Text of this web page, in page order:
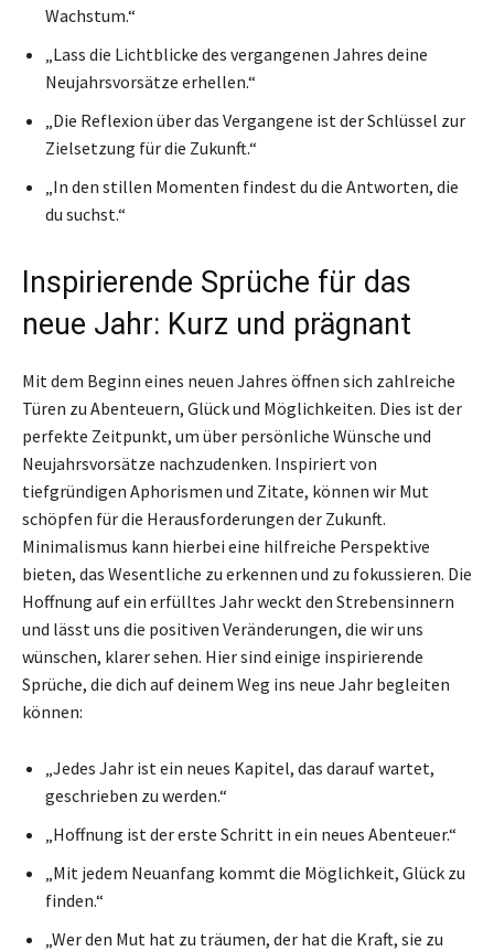
Wachstum.“
„Lass die Lichtblicke des vergangenen Jahres deine
Neujahrsvorsätze erhellen.“
„Die Reflexion über das Vergangene ist der Schlüssel zur
Zielsetzung für die Zukunft.“
„In den stillen Momenten findest du die Antworten, die
du suchst.“
Inspirierende Sprüche für das
neue Jahr: Kurz und prägnant
Mit dem Beginn eines neuen Jahres öffnen sich zahlreiche
Türen zu Abenteuern, Glück und Möglichkeiten. Dies ist der
perfekte Zeitpunkt, um über persönliche Wünsche und
Neujahrsvorsätze nachzudenken. Inspiriert von
tiefgründigen Aphorismen und Zitate, können wir Mut
schöpfen für die Herausforderungen der Zukunft.
Minimalismus kann hierbei eine hilfreiche Perspektive
bieten, das Wesentliche zu erkennen und zu fokussieren. Die
Hoffnung auf ein erfülltes Jahr weckt den Strebensinnern
und lässt uns die positiven Veränderungen, die wir uns
wünschen, klarer sehen. Hier sind einige inspirierende
Sprüche, die dich auf deinem Weg ins neue Jahr begleiten
können:
„Jedes Jahr ist ein neues Kapitel, das darauf wartet,
geschrieben zu werden.“
„Hoffnung ist der erste Schritt in ein neues Abenteuer.“
„Mit jedem Neuanfang kommt die Möglichkeit, Glück zu
finden.“
„Wer den Mut hat zu träumen, der hat die Kraft, sie zu